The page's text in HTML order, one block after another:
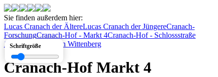
Sie finden außerdem hier:
Lucas Cranach der ÄltereLucas Cranach der JüngereCranach-
ForschungCranach-Hof - Markt 4Cranach-Hof - Schlossstraße
1 Cranach-Häuser in Wittenberg
Cranach-Hof Markt 4
Schriftgröße